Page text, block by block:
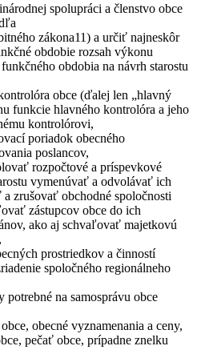
spolupráci a členstvo obce
zákona11) a určiť najneskôr
obdobie rozsah výkonu
obdobia na návrh starostu
obce (ďalej len „hlavný
funkcie hlavného kontrolóra a jeho
kontrolórovi,
poriadok obecného
poslancov,
rozpočtové a príspevkové
vymenúvať a odvolávať ich
zrušovať obchodné spoločnosti
zástupcov obce do ich
ako aj schvaľovať majetkovú
prostriedkov a činností
spoločného regionálneho
na samosprávu obce
obecné vyznamenania a ceny,
pečať obce, prípadne znelku